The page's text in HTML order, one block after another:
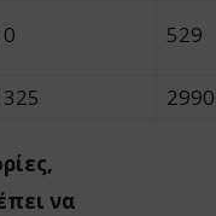
529
2990
να